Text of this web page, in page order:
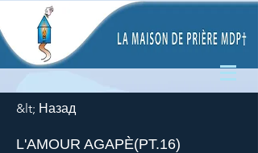
&lt; Назад
L'AMOUR AGAPÈ(PT.16)